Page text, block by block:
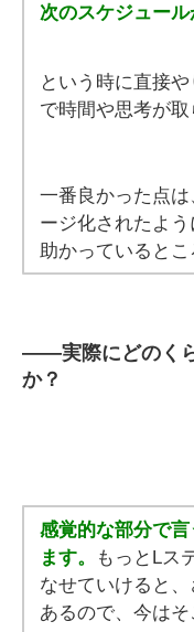
次のスケジュー
という時に直接
で時間や思考が取
一番良かった点
ージ化されたよ
助かっているとこ
――実際にどのく
か？
感覚的な部分で
ます。
もっとLス
なせていけると
あるので、今はそ